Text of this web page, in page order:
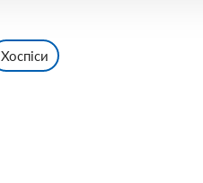
Хоспіси